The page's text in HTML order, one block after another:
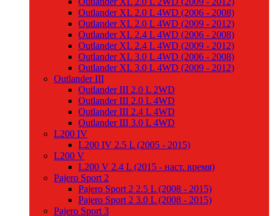
Outlander XL 2.0 L 4WD (2006 - 2008)
Outlander XL 2.0 L 4WD (2009 - 2012)
Outlander XL 2.4 L 4WD (2006 - 2008)
Outlander XL 2.4 L 4WD (2009 - 2012)
Outlander XL 3.0 L 4WD (2006 - 2008)
Outlander XL 3.0 L 4WD (2009 - 2012)
Outlander III
Outlander III 2.0 L 2WD
Outlander III 2.0 L 4WD
Outlander III 2.4 L 4WD
Outlander III 3.0 L 4WD
L200 IV
L200 IV 2.5 L (2005 - 2015)
L200 V
L200 V 2.4 L (2015 - наст. время)
Pajero Sport 2
Pajero Sport 2 2.5 L (2008 - 2015)
Pajero Sport 2 3.0 L (2008 - 2015)
Pajero Sport 3